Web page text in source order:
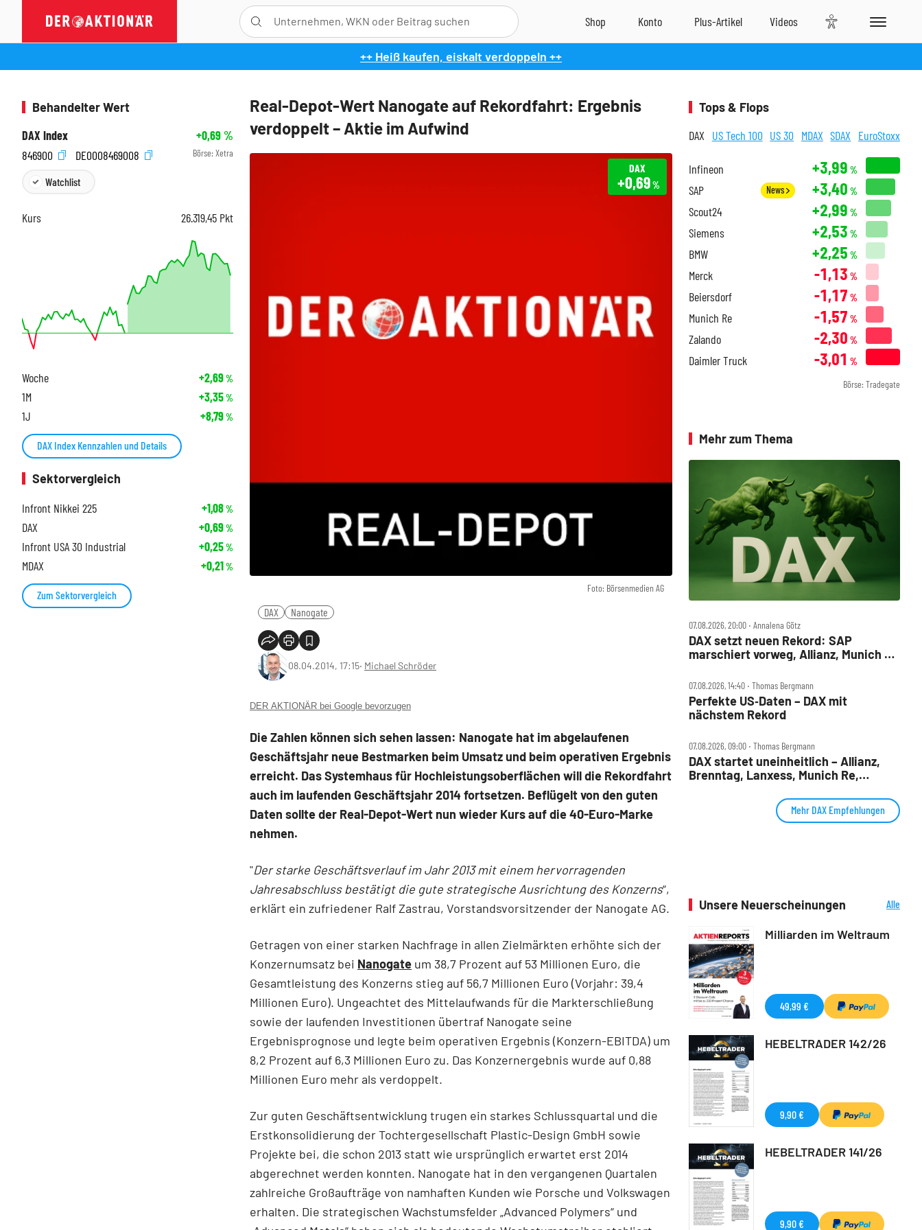
++ Heiß kaufen, eiskalt verdoppeln ++
Real-Depot-Wert Nanogate auf Rekordfahrt: Ergebnis
verdoppelt – Aktie im Aufwind
Foto: Börsenmedien AG
DAX
+0,69%
DAX Nanogate
08.04.2014, 17:15‧ Michael Schröder
DER AKTIONÄR bei Google bevorzugen
Die Zahlen können sich sehen lassen: Nanogate hat im abgelaufenen
Geschäftsjahr neue Bestmarken beim Umsatz und beim operativen Ergebnis
erreicht. Das Systemhaus für Hochleistungsoberflächen will die Rekordfahrt
auch im laufenden Geschäftsjahr 2014 fortsetzen. Beflügelt von den guten
Daten sollte der Real-Depot-Wert nun wieder Kurs auf die 40-Euro-Marke
nehmen.
"Der starke Geschäftsverlauf im Jahr 2013 mit einem hervorragenden
Jahresabschluss bestätigt die gute strategische Ausrichtung des Konzerns“,
erklärt ein zufriedener Ralf Zastrau, Vorstandsvorsitzender der Nanogate AG.
Getragen von einer starken Nachfrage in allen Zielmärkten erhöhte sich der
Konzernumsatz bei Nanogate um 38,7 Prozent auf 53 Millionen Euro, die
Gesamtleistung des Konzerns stieg auf 56,7 Millionen Euro (Vorjahr: 39,4
Millionen Euro). Ungeachtet des Mittelaufwands für die Markterschließung
sowie der laufenden Investitionen übertraf Nanogate seine
Ergebnisprognose und legte beim operativen Ergebnis (Konzern-EBITDA) um
8,2 Prozent auf 6,3 Millionen Euro zu. Das Konzernergebnis wurde auf 0,88
Millionen Euro mehr als verdoppelt.
Zur guten Geschäftsentwicklung trugen ein starkes Schlussquartal und die
Erstkonsolidierung der Tochtergesellschaft Plastic-Design GmbH sowie
Projekte bei, die schon 2013 statt wie ursprünglich erwartet erst 2014
abgerechnet werden konnten. Nanogate hat in den vergangenen Quartalen
zahlreiche Großaufträge von namhaften Kunden wie Porsche und Volkswagen
erhalten. Die strategischen Wachstumsfelder „Advanced Polymers“ und
Behandelter Wert
DAX Index
+0,69%
846900
DE0008469008 Börse: Xetra
Watchlist
Kurs 26.319,45 Pkt
Woche +2,69%
1M +3,35%
1J +8,79%
DAX Index Kennzahlen und Details
Sektorvergleich
Infront Nikkei 225
+1,08%
DAX +0,69%
Infront USA 30 Industrial +0,25%
MDAX +0,21%
Zum Sektorvergleich
Tops & Flops
DAX US Tech 100 US 30 MDAX SDAX EuroStoxx
Infineon +3,99 %
SAP News +3,40 %
Scout24 +2,99 %
Siemens +2,53 %
BMW +2,25 %
Merck -1,13 %
Beiersdorf -1,17 %
Munich Re -1,57 %
Zalando -2,30 %
Daimler Truck -3,01 %
Börse: Tradegate
Mehr zum Thema
07.08.2026, 20:00 ‧ Annalena Götz
DAX setzt neuen Rekord: SAP
marschiert vorweg, Allianz, Munich Re
07.08.2026, 14:40 ‧ Thomas Bergmann
Perfekte US‑Daten – DAX mit
nächstem Rekord
07.08.2026, 09:00 ‧ Thomas Bergmann
DAX startet uneinheitlich – Allianz,
Brenntag, Lanxess, Munich Re,
Mehr DAX Empfehlungen
Unsere Neuerscheinungen
Alle
Milliarden im Weltraum
49,99 €
HEBELTRADER 142/26
9,90 €
HEBELTRADER 141/26
9,90 €